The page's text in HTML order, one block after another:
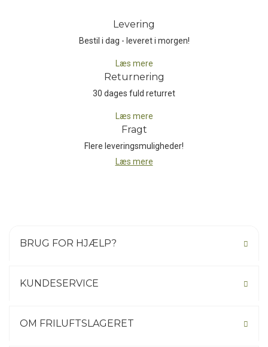
Levering
Bestil i dag - leveret i morgen!
Læs mere
Returnering
30 dages fuld returret
Læs mere
Fragt
Flere leveringsmuligheder!
Læs mere
BRUG FOR HJÆLP?
KUNDESERVICE
OM FRILUFTSLAGERET